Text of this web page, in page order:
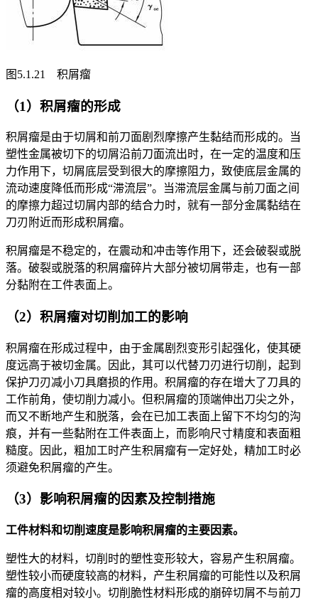
图5.1.21 积屑瘤
（1）积屑瘤的形成
积屑瘤是由于切屑和前刀面剧烈摩擦产生黏结而形成的。当
塑性金属被切下的切屑沿前刀面流出时，在一定的温度和压
力作用下，切屑底层受到很大的摩擦阻力，致使底层金属的
流动速度降低而形成“滞流层”。当滞流层金属与前刀面之间
的摩擦力超过切屑内部的结合力时，就有一部分金属黏结在
刀刃附近而形成积屑瘤。
积屑瘤是不稳定的，在震动和冲击等作用下，还会破裂或脱
落。破裂或脱落的积屑瘤碎片大部分被切屑带走，也有一部
分黏附在工件表面上。
（2）积屑瘤对切削加工的影响
积屑瘤在形成过程中，由于金属剧烈变形引起强化，使其硬
度远高于被切金属。因此，其可以代替刀刃进行切削，起到
保护刀刃减小刀具磨损的作用。积屑瘤的存在增大了刀具的
工作前角，使切削力减小。但积屑瘤的顶端伸出刀尖之外，
而又不断地产生和脱落，会在已加工表面上留下不均匀的沟
痕，并有一些黏附在工件表面上，而影响尺寸精度和表面粗
糙度。因此，粗加工时产生积屑瘤有一定好处，精加工时必
须避免积屑瘤的产生。
（3）影响积屑瘤的因素及控制措施
工件材料和切削速度是影响积屑瘤的主要因素。
塑性大的材料，切削时的塑性变形较大，容易产生积屑瘤。
塑性较小而硬度较高的材料，产生积屑瘤的可能性以及积屑
瘤的高度相对较小。切削脆性材料形成的崩碎切屑不与前刀